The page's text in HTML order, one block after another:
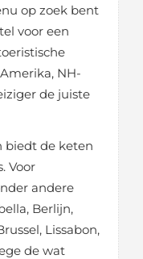
op zoek bent
voor een
NH-
de juiste
biedt de keten
Voor
andere
Berlijn,
Lissabon,
de wat